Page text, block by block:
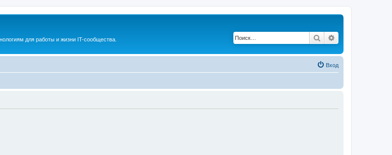
для работы и жизни IT-сообщества. Поиск
Вход